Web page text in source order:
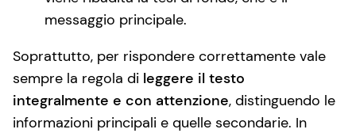
messaggio principale.
Soprattutto, per rispondere correttamente vale
sempre la regola di leggere il testo
integralmente e con attenzione, distinguendo le
informazioni principali e quelle secondarie. In